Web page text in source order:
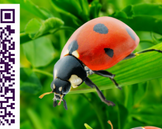
bieradvertentie